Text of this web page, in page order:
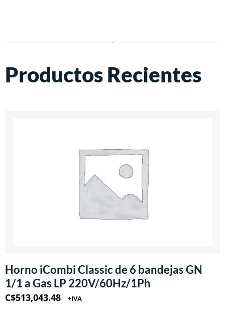
Productos Recientes
Horno iCombi Classic de 6 bandejas GN
1/1 a Gas LP 220V/60Hz/1Ph
C$513,043.48 +IVA